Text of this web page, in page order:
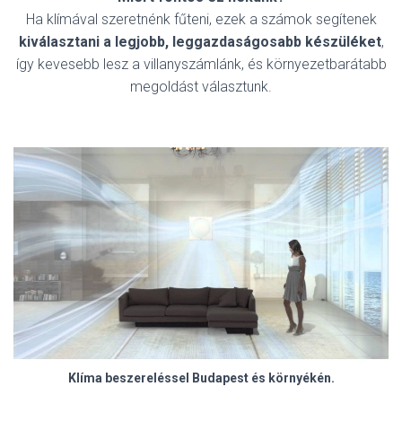
Ha klímával szeretnénk fűteni, ezek a számok segítenek
kiválasztani a legjobb, leggazdaságosabb készüléket,
így kevesebb lesz a villanyszámlánk, és környezetbarátabb
megoldást választunk.
Klíma beszereléssel Budapest és környékén.